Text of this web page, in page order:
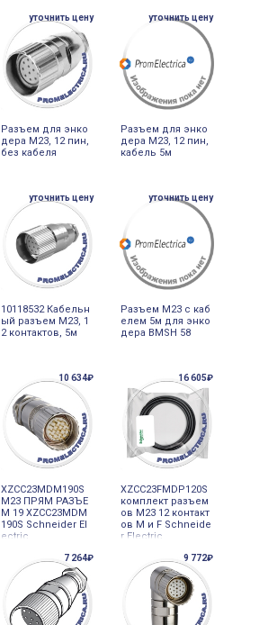
уточнить цену
Разъем для энко
дера M23, 12 пин,
без кабеля
уточнить цену
Разъем для энко
дера M23, 12 пин,
кабель 5м
уточнить цену
10118532 Кабельн
ый разъем М23, 1
2 контактов, 5м
уточнить цену
Разъем M23 с каб
елем 5м для энко
дера BMSH 58
10 634₽
XZCC23MDM190S
М23 ПРЯМ РАЗЪЕ
М 19 XZCC23MDM
190S Schneider El
ectric
16 605₽
XZCC23FMDP120S
комплект разъем
ов M23 12 контакт
ов M и F Schneide
r Electric
7 264₽ 9 772₽